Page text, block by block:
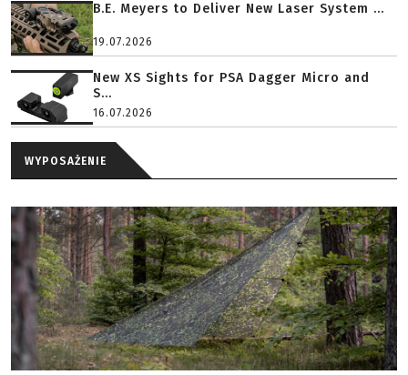
B.E. Meyers to Deliver New Laser System ...
19.07.2026
New XS Sights for PSA Dagger Micro and
S...
16.07.2026
WYPOSAŻENIE